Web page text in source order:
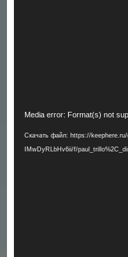
Видеоплеер
Media error: Format(s) not
Скачать файл: https://
IMwDyRLbHv6ii/f/